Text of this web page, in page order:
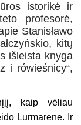
istorikė ir
profesorė,
Stanisławo
kitų
išleista knyga
i rówieśnicy“,
kaip vėliau
Lurmarene. Ir